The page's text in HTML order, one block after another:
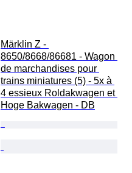
Märklin Z -
8650/8668/86681 - Wagon
de marchandises pour
trains miniatures (5) - 5x à
4 essieux Roldakwagen et
Hoge Bakwagen - DB